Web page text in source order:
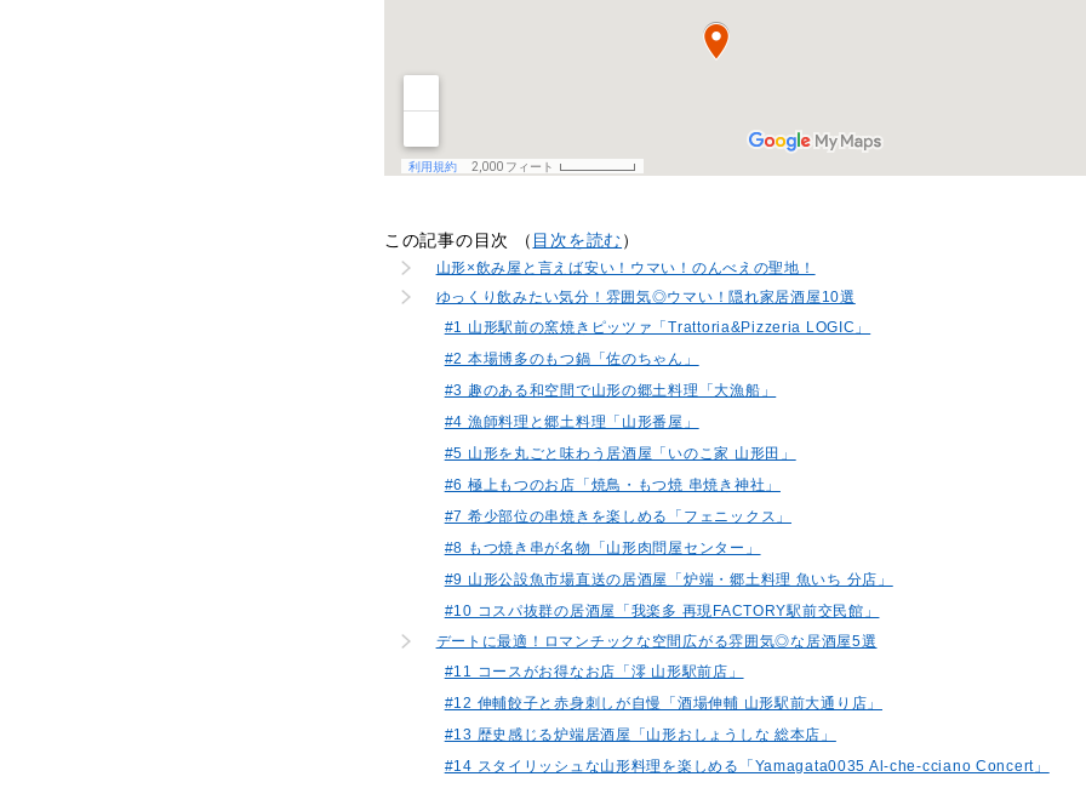
この記事の目次 （ 目次を読む ）
山形×飲み屋と言えば安い！ウマい！のんべえの聖地！
ゆっくり飲みたい気分！雰囲気◎ウマい！隠れ家居酒屋10選
#1 山形駅前の窯焼きピッツァ「Trattoria&Pizzeria LOGIC」
#2 本場博多のもつ鍋「佐のちゃん」
#3 趣のある和空間で山形の郷土料理「大漁船」
#4 漁師料理と郷土料理「山形番屋」
#5 山形を丸ごと味わう居酒屋「いのこ家 山形田」
#6 極上もつのお店「焼鳥・もつ焼 串焼き神社」
#7 希少部位の串焼きを楽しめる「フェニックス」
#8 もつ焼き串が名物「山形肉問屋センター」
#9 山形公設魚市場直送の居酒屋「炉端・郷土料理 魚いち 分店」
#10 コスパ抜群の居酒屋「我楽多 再現FACTORY駅前交民館」
デートに最適！ロマンチックな空間広がる雰囲気◎な居酒屋5選
#11 コースがお得なお店「澪 山形駅前店」
#12 伸輔餃子と赤身刺しが自慢「酒場伸輔 山形駅前大通り店」
#13 歴史感じる炉端居酒屋「山形おしょうしな 総本店」
#14 スタイリッシュな山形料理を楽しめる「Yamagata0035 Al-che-cciano Concert」